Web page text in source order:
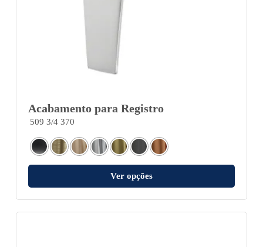
Acabamento para Registro
509 3/4 370
Ver opções